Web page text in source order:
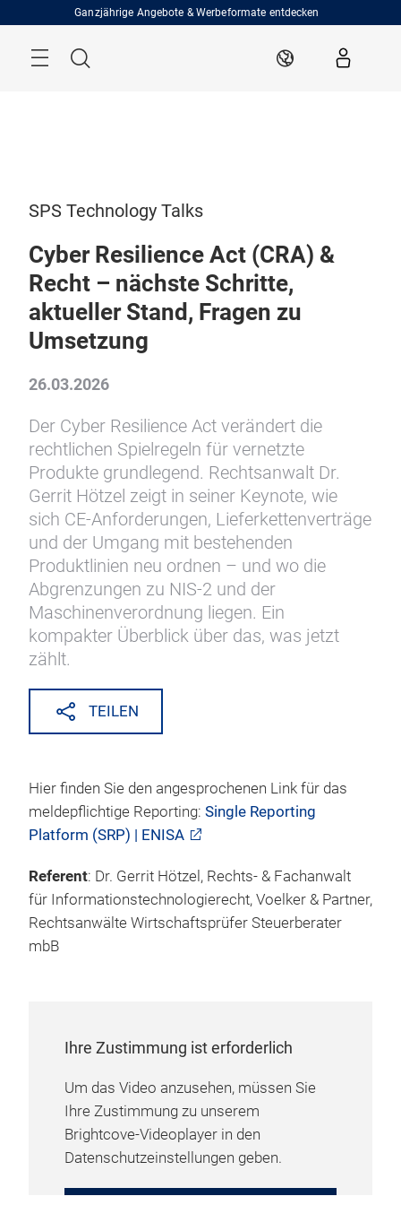
Ganzjährige Angebote & Werbeformate entdecken
Suche DE
SPS Technology Talks
Cyber Resilience Act (CRA) &
Recht – nächste Schritte,
aktueller Stand, Fragen zu
Umsetzung
26.03.2026
Der Cyber Resilience Act verändert die
rechtlichen Spielregeln für vernetzte
Produkte grundlegend. Rechtsanwalt Dr.
Gerrit Hötzel zeigt in seiner Keynote, wie
sich CE‑Anforderungen, Lieferkettenverträge
und der Umgang mit bestehenden
Produktlinien neu ordnen – und wo die
Abgrenzungen zu NIS‑2 und der
Maschinenverordnung liegen. Ein
kompakter Überblick über das, was jetzt
zählt.
TEILEN
Hier finden Sie den angesprochenen Link für das
meldepflichtige Reporting: Single Reporting
Platform (SRP) | ENISA
Referent: Dr. Gerrit Hötzel, Rechts- & Fachanwalt
für Informationstechnologierecht, Voelker & Partner,
Rechtsanwälte Wirtschaftsprüfer Steuerberater
mbB
Ihre Zustimmung ist erforderlich
Um das Video anzusehen, müssen Sie
Ihre Zustimmung zu unserem
Brightcove-Videoplayer in den
Datenschutzeinstellungen geben.